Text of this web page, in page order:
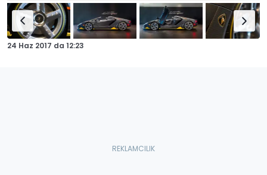
24 Haz 2017 da 12:23